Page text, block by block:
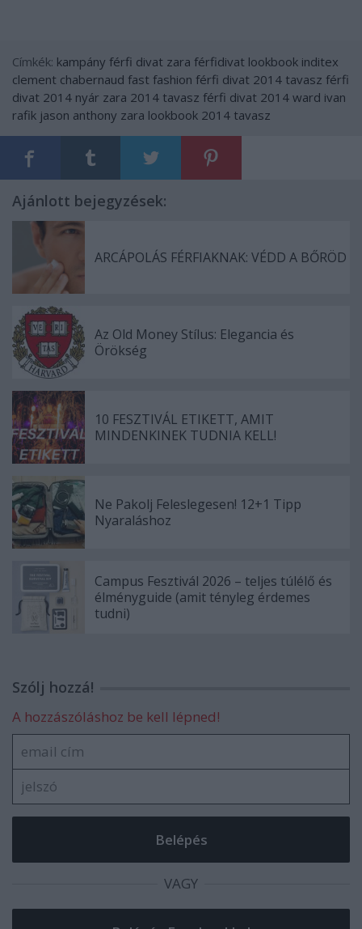
Címkék: kampány férfi divat zara férfidivat lookbook inditex
clement chabernaud fast fashion férfi divat 2014 tavasz férfi
divat 2014 nyár zara 2014 tavasz férfi divat 2014 ward ivan
rafik jason anthony zara lookbook 2014 tavasz
Ajánlott bejegyzések:
ARCÁPOLÁS FÉRFIAKNAK: VÉDD A BŐRÖD
Az Old Money Stílus: Elegancia és
Örökség
10 FESZTIVÁL ETIKETT, AMIT
MINDENKINEK TUDNIA KELL!
Ne Pakolj Feleslegesen! 12+1 Tipp
Nyaraláshoz
Campus Fesztivál 2026 – teljes túlélő és
élményguide (amit tényleg érdemes
tudni)
Szólj hozzá!
A hozzászóláshoz be kell lépned!
VAGY